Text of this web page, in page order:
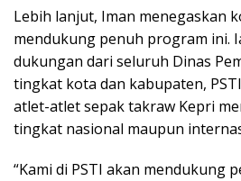
Lebih lanjut, Iman menegaskan
mendukung penuh program ini.
dukungan dari seluruh Dinas
tingkat kota dan kabupaten,
atlet-atlet sepak takraw Kepri
tingkat nasional maupun
“Kami di PSTI akan mendukung